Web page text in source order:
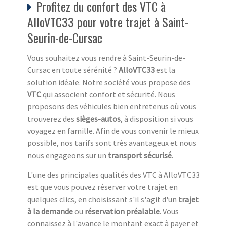
Profitez du confort des VTC à
AlloVTC33 pour votre trajet à Saint-
Seurin-de-Cursac
Vous souhaitez vous rendre à Saint-Seurin-de-
Cursac en toute sérénité ? AlloVTC33est la
solution idéale. Notre société vous propose des
VTCqui associent confort et sécurité. Nous
proposons des véhicules bien entretenus où vous
trouverez des sièges-autos, à disposition si vous
voyagez en famille. Afin de vous convenir le mieux
possible, nos tarifs sont très avantageux et nous
nous engageons sur un transport sécurisé.
L'une des principales qualités des VTC à AlloVTC33
est que vous pouvez réserver votre trajet en
quelques clics, en choisissant s'il s'agit d'un trajet
à la demandeou réservation préalable. Vous
connaissez à l'avance le montant exact à payer et